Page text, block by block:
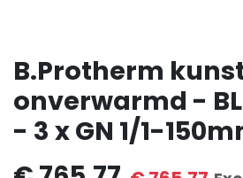
B.Protherm
onverwarmd -
- 3 x GN 1/1-